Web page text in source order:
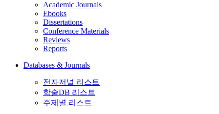
Academic Journals
Ebooks
Dissertations
Conference Materials
Reviews
Reports
Databases & Journals
전자저널 리스트
학술DB 리스트
주제별 리스트